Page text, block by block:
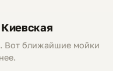
Вот ближайшие мойки